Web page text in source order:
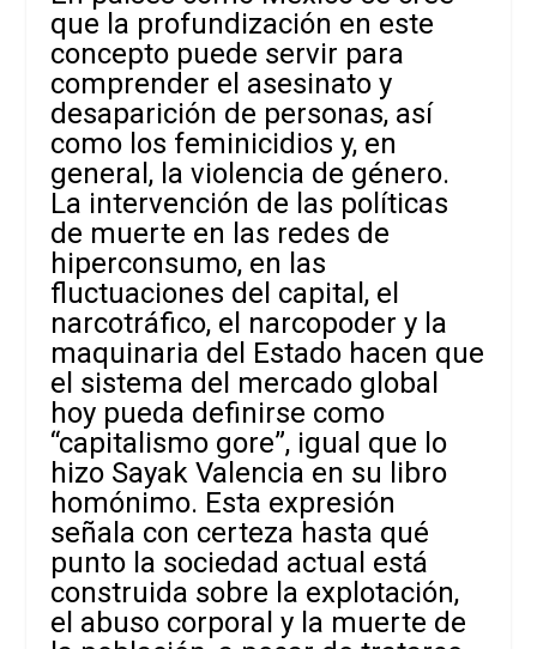
que la profundización en este
concepto puede servir para
comprender el asesinato y
desaparición de personas, así
como los feminicidios y, en
general, la violencia de género.
La intervención de las políticas
de muerte en las redes de
hiperconsumo, en las
fluctuaciones del capital, el
narcotráfico, el narcopoder y la
maquinaria del Estado hacen que
el sistema del mercado global
hoy pueda definirse como
“capitalismo gore”, igual que lo
hizo Sayak Valencia en su libro
homónimo. Esta expresión
señala con certeza hasta qué
punto la sociedad actual está
construida sobre la explotación,
el abuso corporal y la muerte de